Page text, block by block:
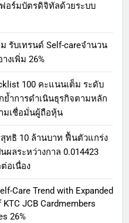
อร์มบัตรดิจิทัลด้วยระบบ
รับเทรนด์ Self-careจำนวน
งเพิ่ม 26%
100 คะแนนเต็ม ระดับ
ย้ำการดำเนินธุรกิจตามหลัก
มเชื่อมั่นผู้ถือหุ้น
สุทธิ 10 ล้านบาท ฟื้นตัวแกร่ง
ลระหว่างกาล 0.014423
อเนื่อง
Care Trend with Expanded
JCB Cardmembers
26%